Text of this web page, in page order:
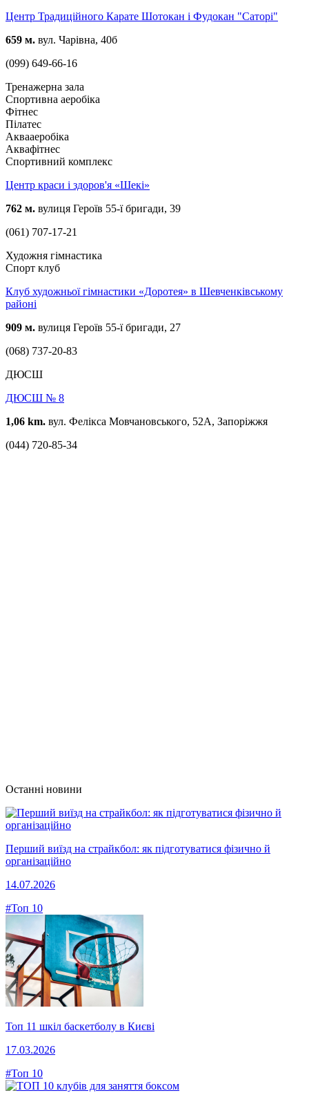
Центр Традиційного Карате Шотокан і Фудокан "Саторі"
659 м. вул. Чарівна, 40б
(099) 649-66-16
Тренажерна зала
Спортивна аеробіка
Фітнес
Пілатес
Аквааеробіка
Аквафітнес
Спортивний комплекс
Центр краси і здоров'я «Шекі»
762 м. вулиця Героїв 55-ї бригади, 39
(061) 707-17-21
Художня гімнастика
Спорт клуб
Клуб художньої гімнастики «Доротея» в Шевченківському
районі
909 м. вулиця Героїв 55-ї бригади, 27
(068) 737-20-83
ДЮСШ
ДЮСШ № 8
1,06 km. вул. Фелікса Мовчановського, 52А, Запоріжжя
(044) 720-85-34
Останні новини
Перший виїзд на страйкбол: як підготуватися фізично й
організаційно
14.07.2026
#Топ 10
Топ 11 шкіл баскетболу в Києві
17.03.2026
#Топ 10